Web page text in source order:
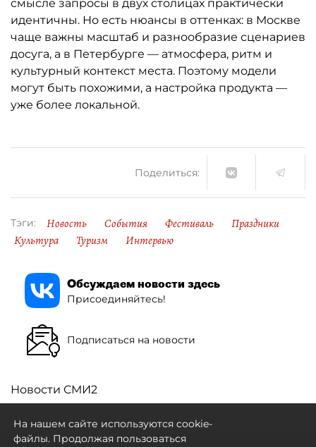
смысле запросы в двух столицах практически
идентичны. Но есть нюансы в оттенках: в Москве
чаще важны масштаб и разнообразие сценариев
досуга, а в Петербурге — атмосфера, ритм и
культурный контекст места. Поэтому модели
могут быть похожими, а настройка продукта —
уже более локальной.
Поделиться:
Тэги: Новость События Фестиваль
Праздники
Культура
Туризм Интервью
Обсуждаем новости здесь
Присоединяйтесь!
Подписаться на новости
Новости СМИ2
На нашем сайте используются cookie-
файлы. Продолжая пользоваться